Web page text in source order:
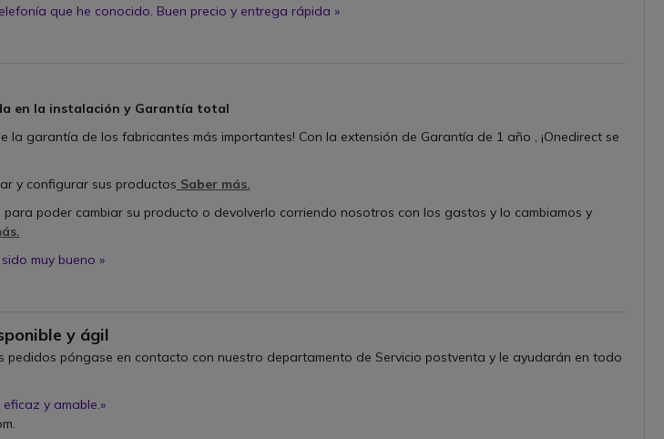
que he conocido. Buen precio y entrega rápida »
en la instalación y Garantía total
la garantía de los fabricantes más importantes! Con la extensión de Garantía de 1 año , ¡Onedirect se
y configurar sus productos Saber más.
poder cambiar su producto o devolverlo corriendo nosotros con los gastos y lo cambiamos y
muy bueno »
y ágil
pedidos póngase en contacto con nuestro departamento de Servicio postventa y le ayudarán en todo
y amable.»